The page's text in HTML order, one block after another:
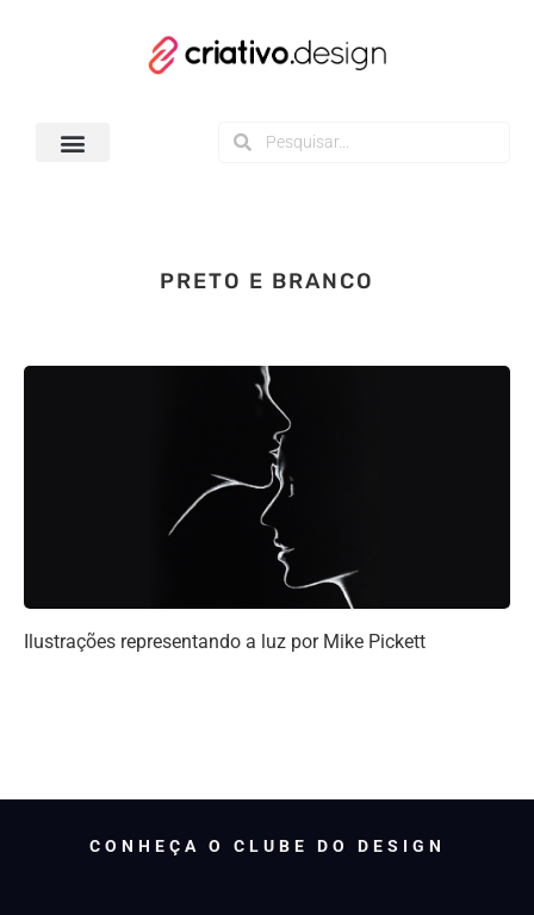
PRETO E BRANCO
Ilustrações representando a luz por Mike Pickett
CONHEÇA O CLUBE DO DESIGN